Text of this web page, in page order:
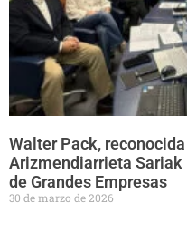
Walter Pack,
Arizmendiarrieta Sariak
de Grandes Empresas
30 de marzo de 2026